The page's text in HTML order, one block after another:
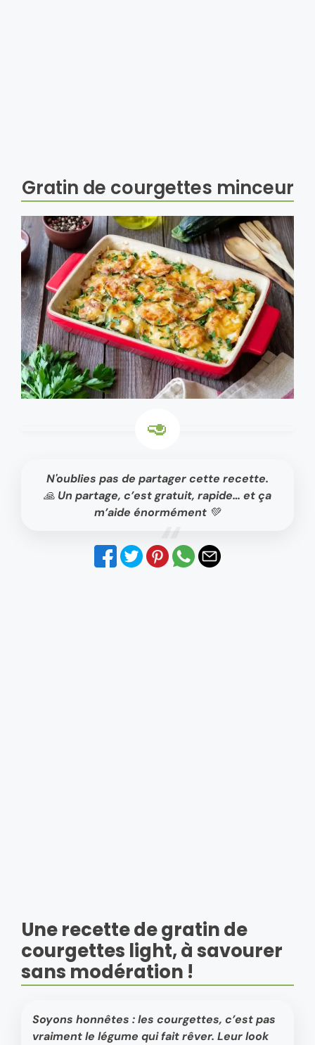
Gratin de courgettes minceur
N'oublies pas de partager cette recette.
🙏 Un partage, c’est gratuit, rapide… et ça
m’aide énormément 💚
Une recette de gratin de
courgettes light, à savourer
sans modération !
Soyons honnêtes : les courgettes, c’est pas
vraiment le légume qui fait rêver. Leur look